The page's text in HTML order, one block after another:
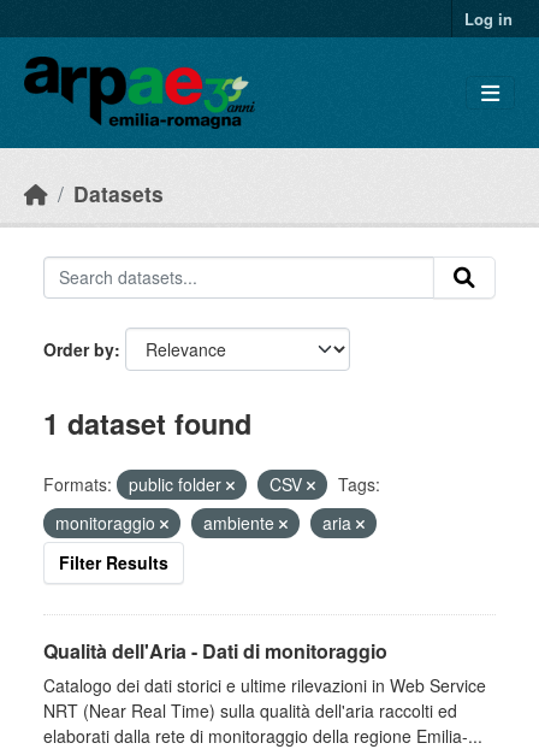
Log in
Datasets
Order by
1 dataset found
Formats: public folder CSV
Tags:
monitoraggio
ambiente
aria
Filter Results
Qualità dell'Aria - Dati di monitoraggio
Catalogo dei dati storici e ultime rilevazioni in Web Service
NRT (Near Real Time) sulla qualità dell'aria raccolti ed
elaborati dalla rete di monitoraggio della regione Emilia-...